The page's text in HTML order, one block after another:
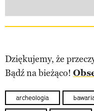
Dziękujemy, że
Bądź na bieżąco!
archeologia